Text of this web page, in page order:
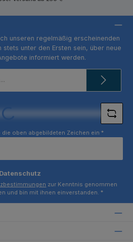
unseren regelmäßig erscheinenden
stets unter den Ersten sein, über neue
informiert werden.
Loading...oben abgebildeten Zeichen ein *
Datenschutz
zur Kenntnis genommen
und bin mit ihnen einverstanden. *